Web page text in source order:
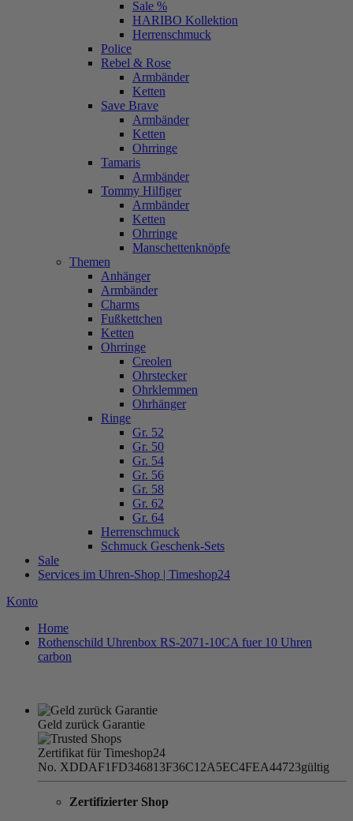
Sale %
HARIBO Kollektion
Herrenschmuck
Police
Rebel & Rose
Armbänder
Ketten
Save Brave
Armbänder
Ketten
Ohrringe
Tamaris
Armbänder
Tommy Hilfiger
Armbänder
Ketten
Ohrringe
Manschettenknöpfe
Themen
Anhänger
Armbänder
Charms
Fußkettchen
Ketten
Ohrringe
Creolen
Ohrstecker
Ohrklemmen
Ohrhänger
Ringe
Gr. 52
Gr. 50
Gr. 54
Gr. 56
Gr. 58
Gr. 62
Gr. 64
Herrenschmuck
Schmuck Geschenk-Sets
Sale
Services im Uhren-Shop | Timeshop24
Konto
Home
Rothenschild Uhrenbox RS-2071-10CA fuer 10 Uhren
carbon
Geld zurück Garantie
Zertifikat für Timeshop24
No. XDDAF1FD346813F36C12A5EC4FEA44723gültig
Zertifizierter Shop